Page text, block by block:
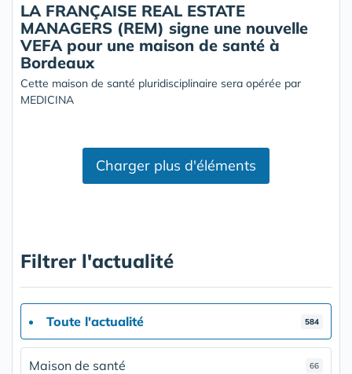
LA FRANÇAISE REAL ESTATE
MANAGERS (REM) signe une nouvelle
VEFA pour une maison de santé à
Bordeaux
Cette maison de santé pluridisciplinaire sera opérée par
MEDICINA
Charger plus d'éléments
Filtrer l'actualité
Toute l'actualité 584
Maison de santé 66